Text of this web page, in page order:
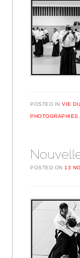
POSTED INVIE
PHOTOGRAPHIES,
POSTED ON 13